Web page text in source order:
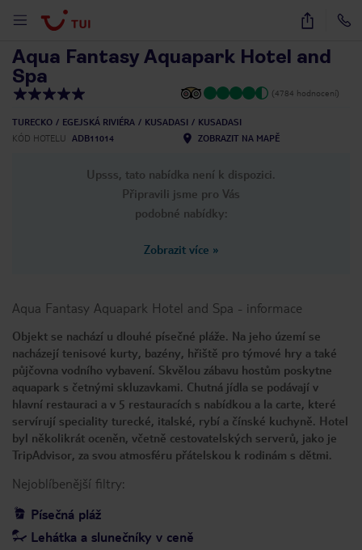
51
Aqua Fantasy Aquapark Hotel and
Spa
(4784 hodnocení)
TURECKO EGEJSKÁ RIVIÉRA KUSADASI
KUSADASI
KÓD HOTELU
ADB11014 ZOBRAZIT NA MAPĚ
Upsss, tato nabídka není k dispozici.
Připravili jsme pro Vás
podobné nabídky:
Zobrazit více »
Aqua Fantasy Aquapark Hotel and Spa - informace
Objekt se nachází u dlouhé písečné pláže. Na jeho území se
nacházejí tenisové kurty, bazény, hřiště pro týmové hry a také
půjčovna vodního vybavení. Skvělou zábavu hostům poskytne
aquapark s četnými skluzavkami. Chutná jídla se podávají v
hlavní restauraci a v 5 restauracích s nabídkou a la carte, které
servírují speciality turecké, italské, rybí a čínské kuchyně. Hotel
byl několikrát oceněn, včetně cestovatelských serverů, jako je
TripAdvisor, za svou atmosféru přátelskou k rodinám s dětmi.
Nejoblíbenější filtry:
Písečná pláž
Lehátka a slunečníky v ceně